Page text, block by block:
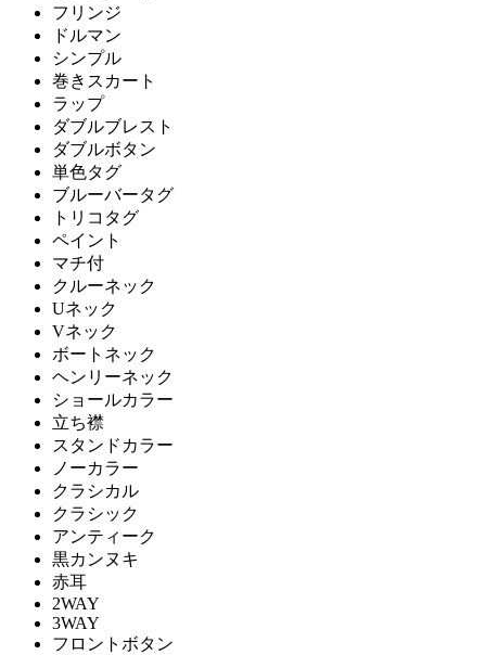
フリンジ
ドルマン
シンプル
巻きスカート
ラップ
ダブルブレスト
ダブルボタン
単色タグ
ブルーバータグ
トリコタグ
ペイント
マチ付
クルーネック
Uネック
Vネック
ボートネック
ヘンリーネック
ショールカラー
立ち襟
スタンドカラー
ノーカラー
クラシカル
クラシック
アンティーク
黒カンヌキ
赤耳
2WAY
3WAY
フロントボタン